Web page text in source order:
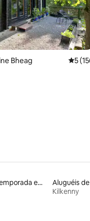
de 5, 143 avaliações
Bheag 5 de
5
Aluguéis por temporada em hotéis-fazenda
Aluguéis
Kilkenny